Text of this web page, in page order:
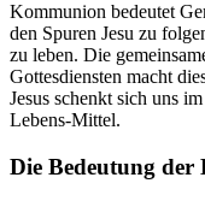
Kommunion bedeutet
den Spuren Jesu zu
zu leben. Die
Gottesdiensten macht
Jesus schenkt sich uns
Lebens-Mittel.
Die Bedeutung